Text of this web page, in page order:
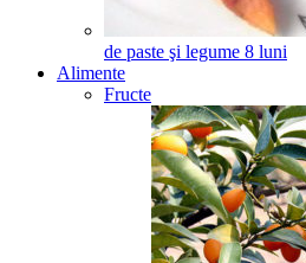
de paste şi legume 8 luni
Alimente
Fructe